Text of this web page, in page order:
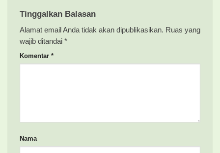
Tinggalkan Balasan
Alamat email Anda tidak akan dipublikasikan. Ruas yang
wajib ditandai *
Komentar *
Nama